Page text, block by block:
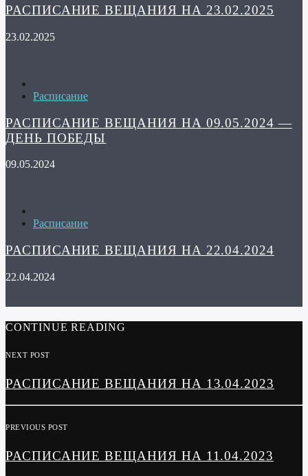
РАСПИСАНИЕ ВЕЩАНИЯ НА 23.02.2025
23.02.2025
Расписание
РАСПИСАНИЕ ВЕЩАНИЯ НА 09.05.2024 —
ДЕНЬ ПОБЕДЫ
09.05.2024
Расписание
РАСПИСАНИЕ ВЕЩАНИЯ НА 22.04.2024
22.04.2024
CONTINUE READING
NEXT POST
РАСПИСАНИЕ ВЕЩАНИЯ НА 13.04.2023
PREVIOUS POST
РАСПИСАНИЕ ВЕЩАНИЯ НА 11.04.2023